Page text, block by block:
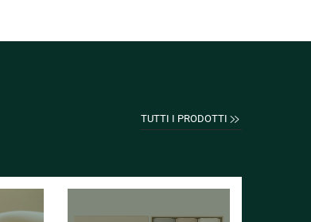
TUTTI I PRODOTTI